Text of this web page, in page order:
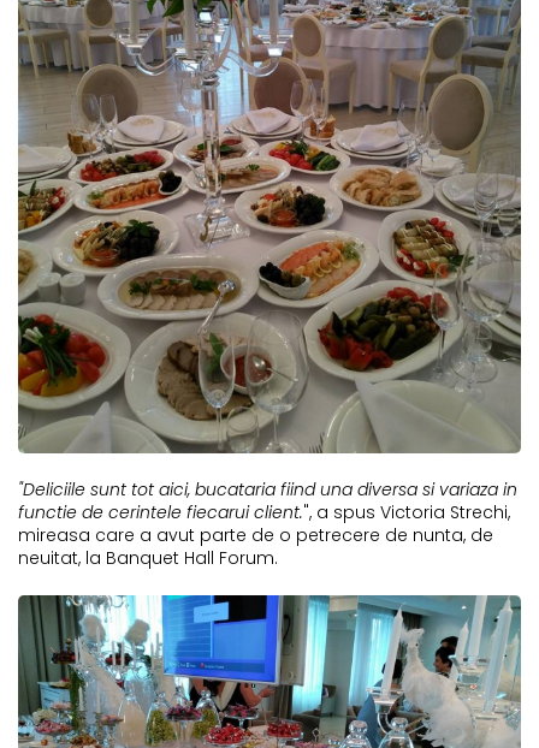
"Deliciile sunt tot aici, bucataria fiind una diversa si variaza in
functie de cerintele fiecarui client.", a spus Victoria Strechi,
mireasa care a avut parte de o petrecere de nunta, de
neuitat, la Banquet Hall Forum.